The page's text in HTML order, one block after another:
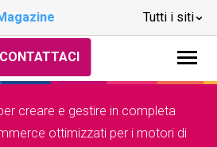
Tutti i siti
CONTATTACI
creare e gestire in completa
ottimizzati per i motori di